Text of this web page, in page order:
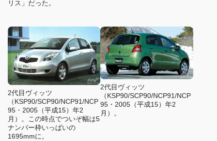
リス」だった。
2代目ヴィッツ
（KSP90/SCP90/NCP91/NCP
95・2005（平成15）年2
月）。この時点でついぞ幅は5
ナンバー枠いっぱいの
1695mmに。
2代目ヴィッツ
（KSP90/SCP90/NCP91/NCP
95・2005（平成15）年2
月）。